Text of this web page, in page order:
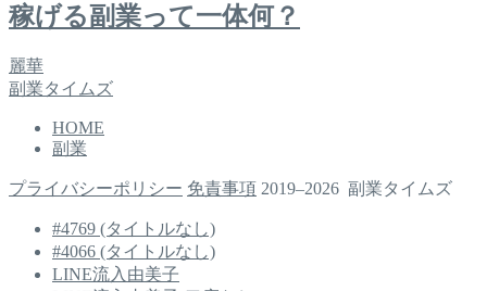
稼げる副業って一体何？
麗華
副業タイムズ
HOME
副業
プライバシーポリシー 免責事項 2019–2026 副業タイムズ
#4769 (タイトルなし)
#4066 (タイトルなし)
LINE流入由美子